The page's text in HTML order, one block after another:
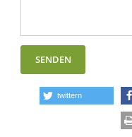
twittern